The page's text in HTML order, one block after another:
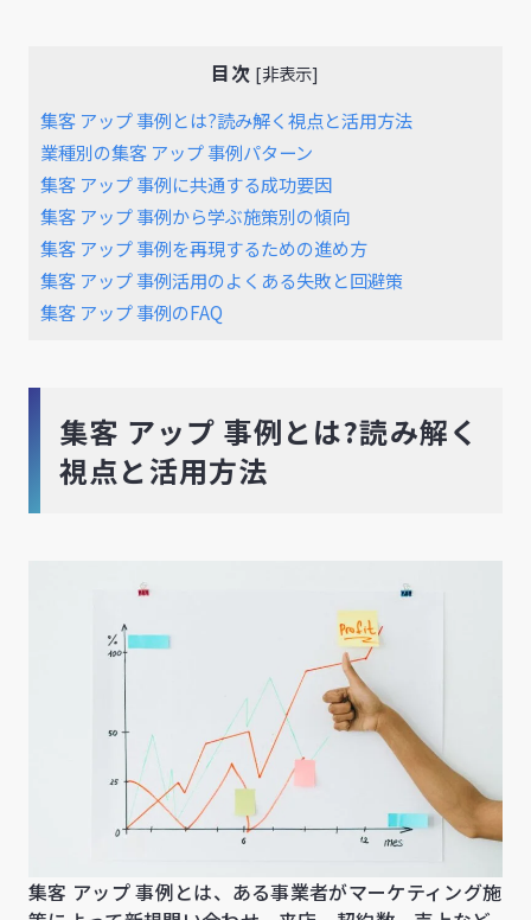
目次 [非表示]
集客 アップ 事例とは?読み解く視点と活用方法
業種別の集客 アップ 事例パターン
集客 アップ 事例に共通する成功要因
集客 アップ 事例から学ぶ施策別の傾向
集客 アップ 事例を再現するための進め方
集客 アップ 事例活用のよくある失敗と回避策
集客 アップ 事例のFAQ
集客 アップ 事例とは?読み解く
視点と活用方法
集客 アップ 事例とは、ある事業者がマーケティング施